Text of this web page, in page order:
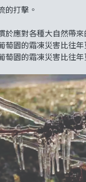
的打擊。
應對各種大自然帶
園的霜凍災害比往
園的霜凍災害比往年